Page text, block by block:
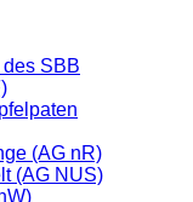
SBB
(AG nR)
(AG NUS)